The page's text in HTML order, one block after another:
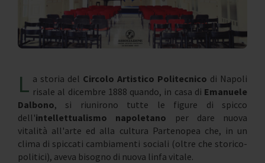
L a storia del Circolo Artistico Politecnico di Napoli
risale al dicembre 1888 quando, in casa di Emanuele
Dalbono, si riunirono tutte le figure di spicco
dell'intellettualismo napoletano per dare nuova
vitalità all'arte ed alla cultura Partenopea che, in un
clima di spiccati cambiamenti sociali (oltre che storico-
politici), aveva bisogno di nuova linfa vitale.